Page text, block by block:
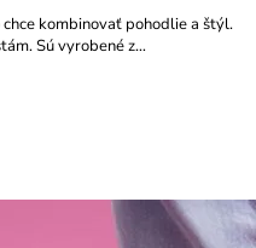
kombinovať pohodlie a štýl.
Sú vyrobené z…